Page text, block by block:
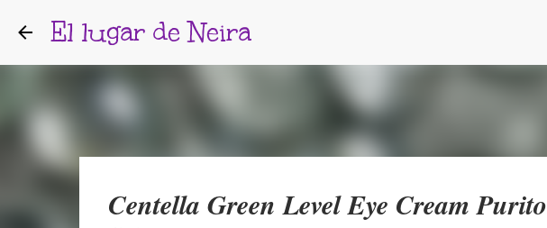
El lugar de Neira
Centella Green Level Eye Cream Purito